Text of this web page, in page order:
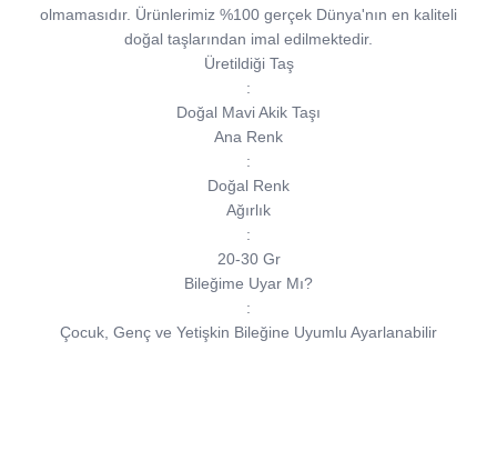
olmamasıdır. Ürünlerimiz %100 gerçek Dünya'nın en kaliteli
doğal taşlarından imal edilmektedir.
Üretildiği Taş
:
Doğal Mavi Akik Taşı
Ana Renk
:
Doğal Renk
Ağırlık
:
20-30 Gr
Bileğime Uyar Mı?
:
Çocuk, Genç ve Yetişkin Bileğine Uyumlu Ayarlanabilir